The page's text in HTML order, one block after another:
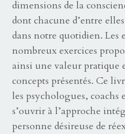
dimensions de la
dont chacune d’entre
dans notre quotidien. Les
nombreux exercices
ainsi une valeur pratique
concepts présentés. Ce
les psychologues,
s’ouvrir à l’approche
personne désireuse de